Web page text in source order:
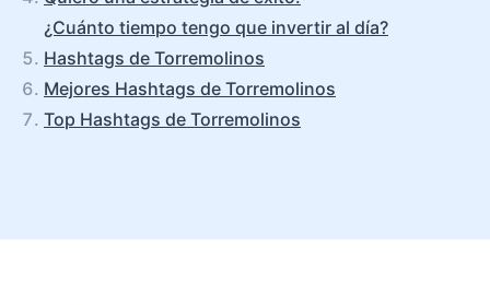
¿Cuánto tiempo tengo que invertir al día?
Hashtags de Torremolinos
Mejores Hashtags de Torremolinos
Top Hashtags de Torremolinos